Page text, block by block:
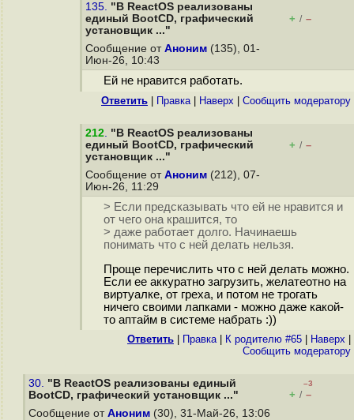
135. "В ReactOS реализованы
единый BootCD, графический
установщик ..."
+ / –
Сообщение от Аноним (135), 01-
Июн-26, 10:43
Ей не нравится работать.
Ответить Правка| Наверх Cообщить модератору
212. "В ReactOS реализованы
единый BootCD, графический
установщик ..."
+ / –
Сообщение от Аноним (212), 07-
Июн-26, 11:29
> Если предсказывать что ей не нравится и
от чего она крашится, то
> даже работает долго. Начинаешь
понимать что с ней делать нельзя.
Проще перечислить что с ней делать можно.
Если ее аккуратно загрузить, желатеотно на
виртуалке, от греха, и потом не трогать
ничего своими лапками - можно даже какой-
то аптайм в системе набрать :))
Ответить Правка| К родителю #65 Наверх
Cообщить модератору
30. "В ReactOS реализованы единый
BootCD, графический установщик ..."
–3
+ / –
Сообщение от Аноним (30), 31-Май-26, 13:06